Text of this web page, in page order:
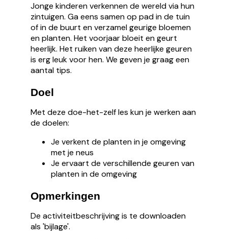
Jonge kinderen verkennen de wereld via hun
zintuigen. Ga eens samen op pad in de tuin
of in de buurt en verzamel geurige bloemen
en planten. Het voorjaar bloeit en geurt
heerlijk. Het ruiken van deze heerlijke geuren
is erg leuk voor hen. We geven je graag een
aantal tips.
Doel
Met deze doe-het-zelf les kun je werken aan
de doelen:
Je verkent de planten in je omgeving
met je neus
Je ervaart de verschillende geuren van
planten in de omgeving
Opmerkingen
De activiteitbeschrijving is te downloaden
als 'bijlage'.